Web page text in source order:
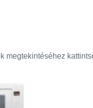
megtekintéséhez